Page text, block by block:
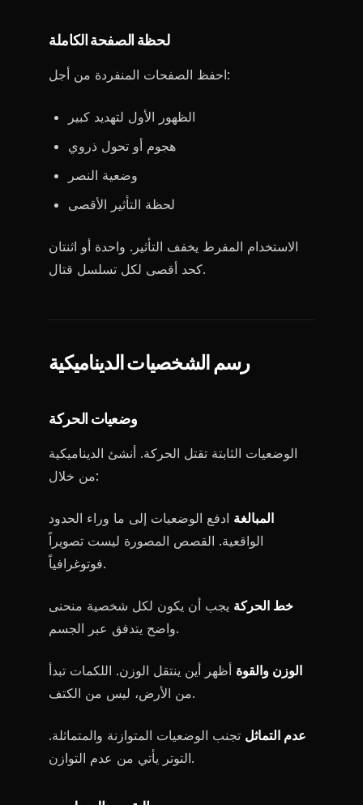
لحظة الصفحة الكاملة
احفظ الصفحات المنفردة من أجل:
الظهور الأول لتهديد كبير
هجوم أو تحول ذروي
وضعية النصر
لحظة التأثير الأقصى
الاستخدام المفرط يخفف التأثير. واحدة أو اثنتان
كحد أقصى لكل تسلسل قتال.
رسم الشخصيات الديناميكية
وضعيات الحركة
الوضعيات الثابتة تقتل الحركة. أنشئ الديناميكية
من خلال:
المبالغة ادفع الوضعيات إلى ما وراء الحدود
الواقعية. القصص المصورة ليست تصويراً
فوتوغرافياً.
خط الحركة يجب أن يكون لكل شخصية منحنى
واضح يتدفق عبر الجسم.
الوزن والقوة أظهر أين ينتقل الوزن. اللكمات تبدأ
من الأرض، ليس من الكتف.
عدم التماثل تجنب الوضعيات المتوازنة والمتماثلة.
التوتر يأتي من عدم التوازن.